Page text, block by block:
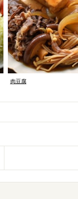
肉豆腐